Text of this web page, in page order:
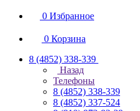
0 Избранное
0 Корзина
8 (4852) 338-339
Назад
Телефоны
8 (4852) 338-339
8 (4852) 337-524